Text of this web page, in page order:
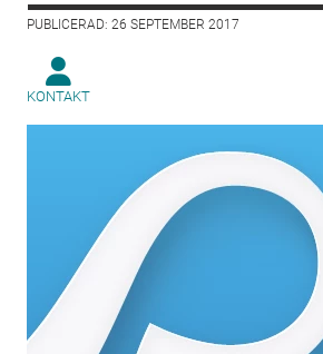
PUBLICERAD: 26 SEPTEMBER 2017
KONTAKT